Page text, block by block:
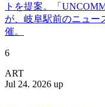
トを提案。「
が、岐阜駅前のニュー
催。
6
ART
Jul 24. 2026 up